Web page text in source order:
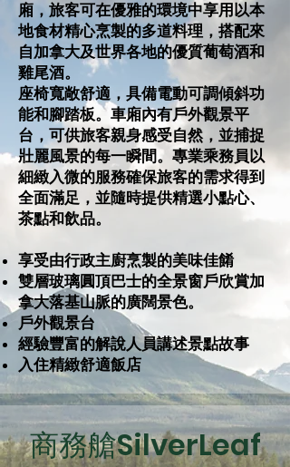
廂，旅客可在優雅的環境中享用以本
地食材精心烹製的多道料理，搭配來
自加拿大及世界各地的優質葡萄酒和
雞尾酒。
座椅寬敞舒適，具備電動可調傾斜功
能和腳踏板。車廂內有戶外觀景平
台，可供旅客親身感受自然，並捕捉
壯麗風景的每一瞬間。專業乘務員以
細緻入微的服務確保旅客的需求得到
全面滿足，並隨時提供精選小點心、
茶點和飲品。
享受由行政主廚烹製的美味佳餚
​雙層玻璃圓頂巴士的全景窗戶欣賞加
拿大落基山脈的廣闊景色。
​戶外觀景台
​經驗豐富的解說人員講述景點故事
​入住精緻舒適飯店
商務艙SilverLeaf